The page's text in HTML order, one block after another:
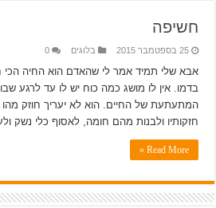
חשיפה
25 בספטמבר 2015 בלוגים 0
אבא שלי תמיד אמר לי שהאדם הוא החיה הכי
בדמו. אין לו מושג כמה כוח יש לו עד לרגע
המתעתעת של החיים. הוא לא יעריך חוזק
חזקותיו ולבנות מהם חומה, לאסוף כלי נשק
Read More »